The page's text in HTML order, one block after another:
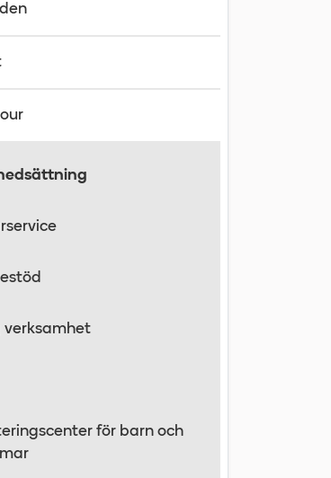
verksamhet
för barn och